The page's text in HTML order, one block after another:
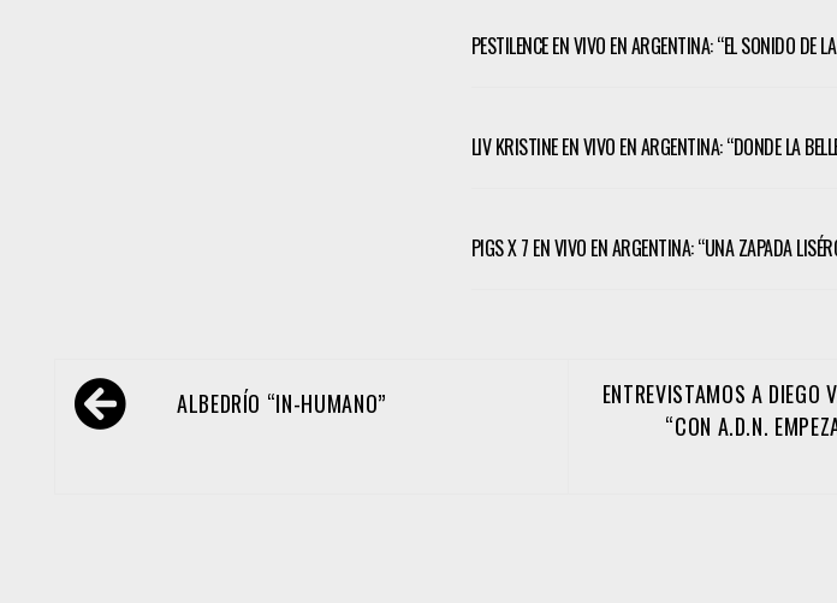
PESTILENCE EN VIVO EN ARGENTINA: “EL SONIDO DE
LIV KRISTINE EN VIVO EN ARGENTINA: “DONDE LA
PIGS X 7 EN VIVO EN ARGENTINA: “UNA ZAPADA
Navegación
de ALBEDRÍO “IN-HUMANO”
ENTREVISTAMOS A DIEGO
“CON A.D.N.